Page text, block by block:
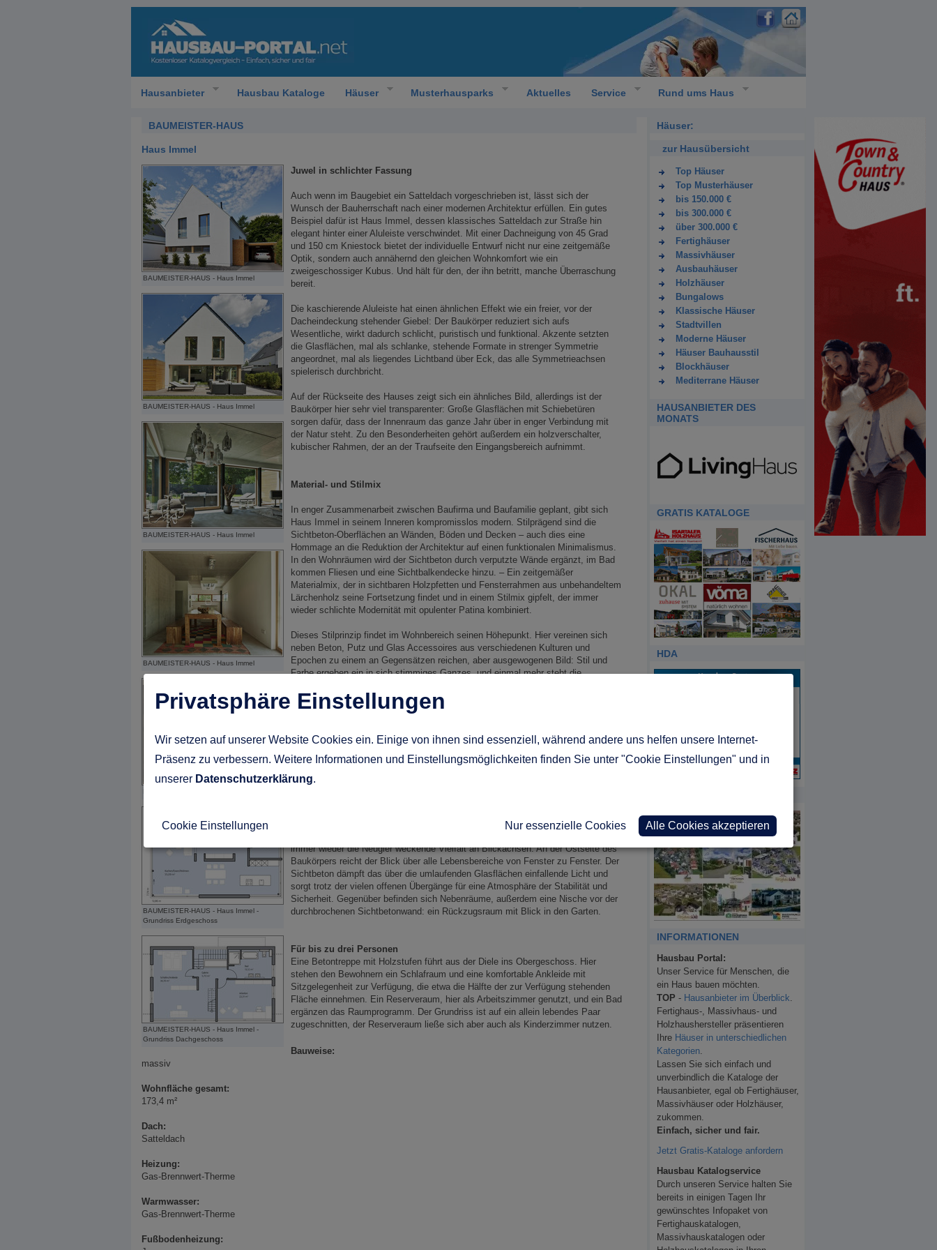
Hausanbieter Hausbau Kataloge Häuser Musterhausparks Aktuelles Service Rund ums Haus
BAUMEISTER-HAUS
Haus Immel
BAUMEISTER-HAUS - Haus Immel
BAUMEISTER-HAUS - Haus Immel
BAUMEISTER-HAUS - Haus Immel
BAUMEISTER-HAUS - Haus Immel
BAUMEISTER-HAUS - Haus Immel -
Grundriss Erdgeschoss
BAUMEISTER-HAUS - Haus Immel -
Grundriss Dachgeschoss
Juwel in schlichter Fassung
Auch wenn im Baugebiet ein Satteldach vorgeschrieben ist, lässt sich der
Wunsch der Bauherrschaft nach einer modernen Architektur erfüllen. Ein gutes
Beispiel dafür ist Haus Immel, dessen klassisches Satteldach zur Straße hin
elegant hinter einer Aluleiste verschwindet. Mit einer Dachneigung von 45 Grad
und 150 cm Kniestock bietet der individuelle Entwurf nicht nur eine zeitgemäße
Optik, sondern auch annähernd den gleichen Wohnkomfort wie ein
zweigeschossiger Kubus. Und hält für den, der ihn betritt, manche Überraschung
bereit.
Die kaschierende Aluleiste hat einen ähnlichen Effekt wie ein freier, vor der
Dacheindeckung stehender Giebel: Der Baukörper reduziert sich aufs
Wesentliche, wirkt dadurch schlicht, puristisch und funktional. Akzente setzten
die Glasflächen, mal als schlanke, stehende Formate in strenger Symmetrie
angeordnet, mal als liegendes Lichtband über Eck, das alle Symmetrieachsen
spielerisch durchbricht.
Auf der Rückseite des Hauses zeigt sich ein ähnliches Bild, allerdings ist der
Baukörper hier sehr viel transparenter: Große Glasflächen mit Schiebetüren
sorgen dafür, dass der Innenraum das ganze Jahr über in enger Verbindung mit
der Natur steht. Zu den Besonderheiten gehört außerdem ein holzverschalter,
kubischer Rahmen, der an der Traufseite den Eingangsbereich aufnimmt.
Material- und Stilmix
In enger Zusammenarbeit zwischen Baufirma und Baufamilie geplant, gibt sich
Haus Immel in seinem Inneren kompromisslos modern. Stilprägend sind die
Sichtbeton-Oberflächen an Wänden, Böden und Decken – auch dies eine
Hommage an die Reduktion der Architektur auf einen funktionalen Minimalismus.
In den Wohnräumen wird der Sichtbeton durch verputzte Wände ergänzt, im Bad
kommen Fliesen und eine Sichtbalkendecke hinzu. – Ein zeitgemäßer
Materialmix, der in sichtbaren Holzpfetten und Fensterrahmen aus unbehandeltem
Lärchenholz seine Fortsetzung findet und in einem Stilmix gipfelt, der immer
wieder schlichte Modernität mit opulenter Patina kombiniert.
Dieses Stilprinzip findet im Wohnbereich seinen Höhepunkt. Hier vereinen sich
neben Beton, Putz und Glas Accessoires aus verschiedenen Kulturen und
Epochen zu einem an Gegensätzen reichen, aber ausgewogenen Bild: Stil und
Farbe ergeben ein in sich stimmiges Ganzes, und einmal mehr steht die
Letzterer basiert auf einem schmalen Rechteck, das mit 7,73 m Breite ideale
Eigenschaften für eine urbane Bebauung mitbringt. Das Erdgeschoss wurde offen
abgetrennt, in das offene Ensemble aus Wohnbereich, Essplatz und Küche
Offene Durchgänge und eine aus dem Beton der Wohnzimmerwand
immer wieder die Neugier weckende Vielfalt an Blickachsen. An der Ostseite des
Baukörpers reicht der Blick über alle Lebensbereiche von Fenster zu Fenster. Der
Sichtbeton dämpft das über die umlaufenden Glasflächen einfallende Licht und
sorgt trotz der vielen offenen Übergänge für eine Atmosphäre der Stabilität und
Sicherheit. Gegenüber befinden sich Nebenräume, außerdem eine Nische vor der
durchbrochenen Sichtbetonwand: ein Rückzugsraum mit Blick in den Garten.
Für bis zu drei Personen
Eine Betontreppe mit Holzstufen führt aus der Diele ins Obergeschoss. Hier
stehen den Bewohnern ein Schlafraum und eine komfortable Ankleide mit
Sitzgelegenheit zur Verfügung, die etwa die Hälfte der zur Verfügung stehenden
Fläche einnehmen. Ein Reserveraum, hier als Arbeitszimmer genutzt, und ein Bad
ergänzen das Raumprogramm. Der Grundriss ist auf ein allein lebendes Paar
zugeschnitten, der Reserveraum ließe sich aber auch als Kinderzimmer nutzen.
Bauweise:
massiv
Wohnfläche gesamt:
173,4 m²
Dach:
Satteldach
Heizung:
Gas-Brennwert-Therme
Warmwasser:
Gas-Brennwert-Therme
Fußbodenheizung:
Häuser:
zur Hausübersicht
Top Häuser
Top Musterhäuser
bis 150.000 €
bis 300.000 €
über 300.000 €
Fertighäuser
Massivhäuser
Ausbauhäuser
Holzhäuser
Bungalows
Klassische Häuser
Stadtvillen
Moderne Häuser
Häuser Bauhausstil
Blockhäuser
Mediterrane Häuser
HAUSANBIETER DES
MONATS
GRATIS KATALOGE
HDA
INFORMATIONEN
Hausbau Portal:
Unser Service für Menschen, die
ein Haus bauen möchten.
TOP - Hausanbieter im Überblick
Fertighaus-, Massivhaus- und
Holzhaushersteller präsentieren
Ihre Häuser in unterschiedlichen
Kategorien
Lassen Sie sich einfach und
unverbindlich die Kataloge der
Hausanbieter, egal ob Fertighäuser,
Massivhäuser oder Holzhäuser,
zukommen.
Einfach, sicher und fair.
Jetzt Gratis-Kataloge anfordern
Hausbau Katalogservice
Durch unseren Service halten Sie
bereits in einigen Tagen Ihr
gewünschtes Infopaket von
Fertighauskatalogen,
Massivhauskatalogen oder
Privatsphäre Einstellungen
Wir setzen auf unserer Website Cookies ein. Einige von ihnen sind essenziell, während andere uns helfen unsere Internet-
Präsenz zu verbessern. Weitere Informationen und Einstellungsmöglichkeiten finden Sie unter "Cookie Einstellungen" und in
unserer Datenschutzerklärung.
Cookie Einstellungen Nur essenzielle Cookies Alle Cookies akzeptieren